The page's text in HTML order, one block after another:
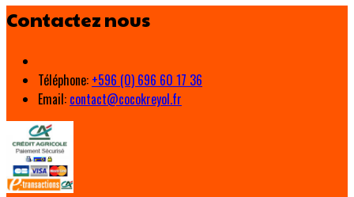
Contactez nous
Téléphone: +596 (0) 696 60 17 36
Email: contact@cocokreyol.fr